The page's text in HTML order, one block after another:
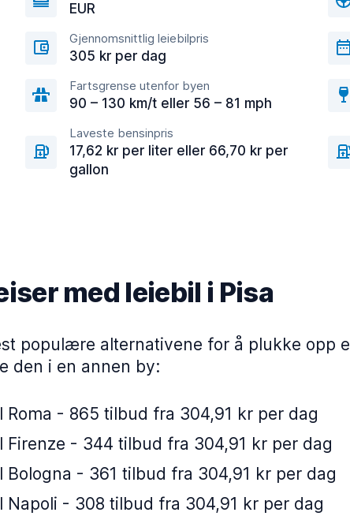
EUR
Gjennomsnittlig leiebilpris
305 kr per dag
Fartsgrense utenfor byen
90 – 130 km/t eller 56 – 81 mph
Laveste bensinpris
17,62 kr per liter eller 66,70 kr per
gallon
med leiebil i Pisa
populære alternativene for å plukke opp
den i en annen by:
Roma - 865 tilbud fra 304,91 kr per dag
Firenze - 344 tilbud fra 304,91 kr per dag
Bologna - 361 tilbud fra 304,91 kr per dag
Napoli - 308 tilbud fra 304,91 kr per dag